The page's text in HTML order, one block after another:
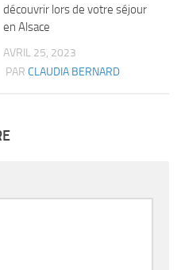
découvrir lors de votre séjour
en Alsace
AVRIL 25, 2023
PAR CLAUDIA BERNARD